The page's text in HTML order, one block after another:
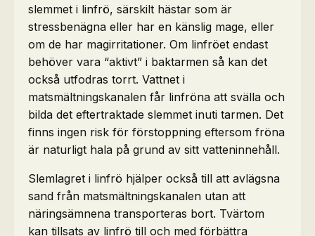
slemmet i linfrö, särskilt hästar som är
stressbenägna eller har en känslig mage, eller
om de har magirritationer. Om linfröet endast
behöver vara “aktivt” i baktarmen så kan det
också utfodras torrt. Vattnet i
matsmältningskanalen får linfröna att svälla och
bilda det eftertraktade slemmet inuti tarmen. Det
finns ingen risk för förstoppning eftersom fröna
är naturligt hala på grund av sitt vatteninnehåll.
Slemlagret i linfrö hjälper också till att avlägsna
sand från matsmältningskanalen utan att
näringsämnena transporteras bort. Tvärtom
kan tillsats av linfrö till och med förbättra